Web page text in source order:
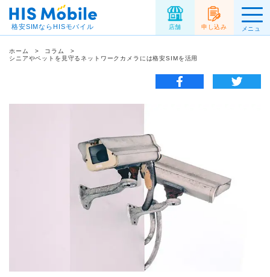
格安SIMならHISモバイル 店舗 申し込み
メニュ
ー
ホーム
コラム
シニアやペットを見守るネットワークカメラには格安SIMを活用